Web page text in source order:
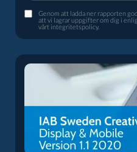
Genom att ladda ner rapporten
att vi lagrar uppgifter om dig i
vårt integritetspolicy.